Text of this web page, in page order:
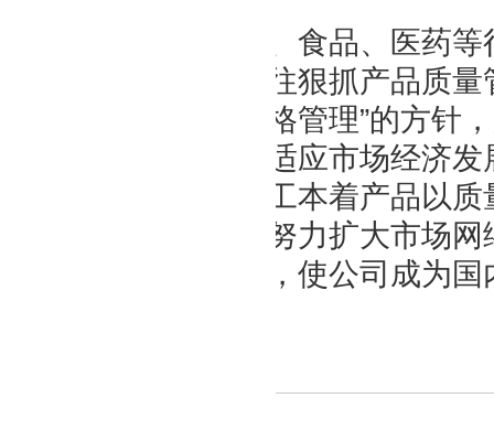
涉及化工、食品、医药
将一如既往狠抓产品质
求精、严格管理”的方针
开发。为适应市场经济
司全体员工本着产品以
营理念，努力扩大市场
优质品牌，使公司成为